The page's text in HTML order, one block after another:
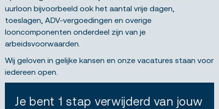
uurloon bijvoorbeeld ook het aantal vrije dagen,
toeslagen, ADV-vergoedingen en overige
looncomponenten onderdeel zijn van je
arbeidsvoorwaarden.
Wij geloven in gelijke kansen en onze vacatures staan voor
iedereen open.
Je bent 1 stap verwijderd van jouw